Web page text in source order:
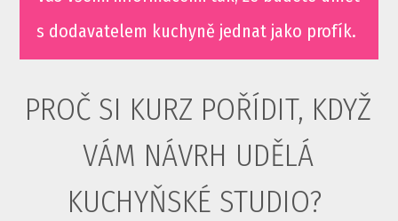
s dodavatelem kuchyně jednat jako profík.
PROČ SI KURZ POŘÍDIT, KDYŽ
VÁM NÁVRH UDĚLÁ
KUCHYŇSKÉ STUDIO?